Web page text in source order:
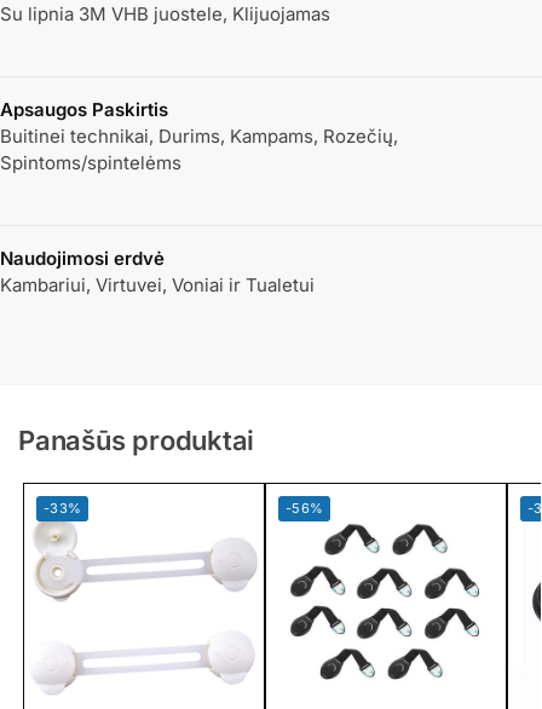
Su lipnia 3M VHB juostele, Klijuojamas
Apsaugos Paskirtis
Buitinei technikai, Durims, Kampams, Rozečių,
Spintoms/spintelėms
Naudojimosi erdvė
Kambariui, Virtuvei, Voniai ir Tualetui
Panašūs produktai
-33% -56% -